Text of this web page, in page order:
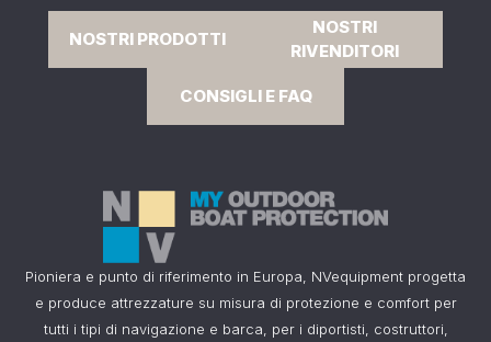
NOSTRI PRODOTTI
NOSTRI
RIVENDITORI
CONSIGLI E FAQ
Pioniera e punto di riferimento in Europa, NVequipment progetta
e produce attrezzature su misura di protezione e comfort per
tutti i tipi di navigazione e barca, per i diportisti, costruttori,